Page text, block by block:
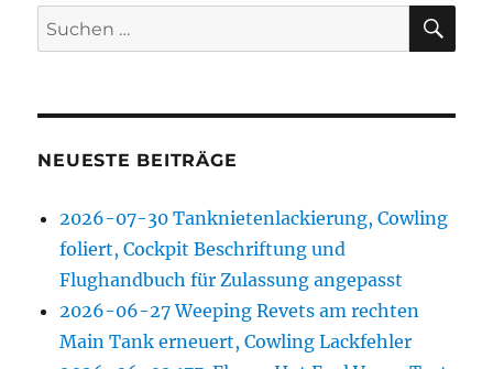
Suchen
nach:
NEUESTE BEITRÄGE
2026-07-30 Tanknietenlackierung, Cowling
foliert, Cockpit Beschriftung und
Flughandbuch für Zulassung angepasst
2026-06-27 Weeping Revets am rechten
Main Tank erneuert, Cowling Lackfehler